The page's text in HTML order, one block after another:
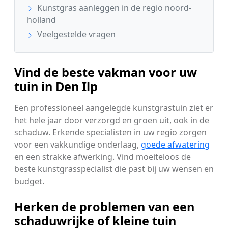
Kunstgras aanleggen in de regio noord-
holland
Veelgestelde vragen
Vind de beste vakman voor uw
tuin in Den Ilp
Een professioneel aangelegde kunstgrastuin ziet er
het hele jaar door verzorgd en groen uit, ook in de
schaduw. Erkende specialisten in uw regio zorgen
voor een vakkundige onderlaag, goede afwatering
en een strakke afwerking. Vind moeiteloos de
beste kunstgrasspecialist die past bij uw wensen en
budget.
Herken de problemen van een
schaduwrijke of kleine tuin